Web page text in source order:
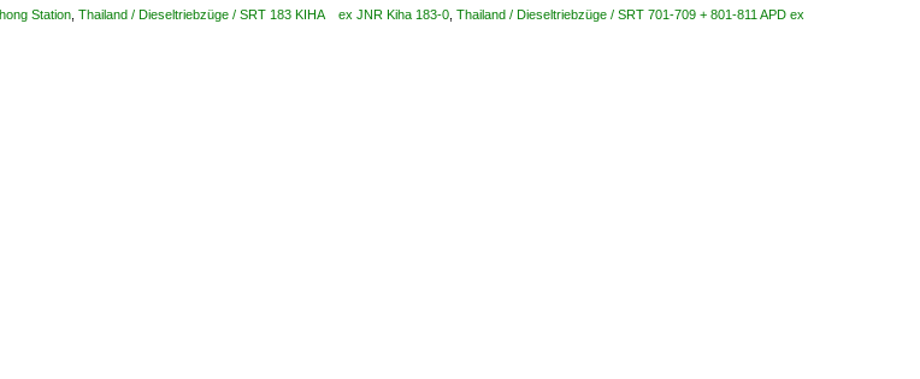
Station Thailand / Dieseltriebzüge / SRT 183 KIHA ex JNR Kiha 183-0 Thailand / Dieseltriebzüge / SRT 701-709 + 801-811 APD ex